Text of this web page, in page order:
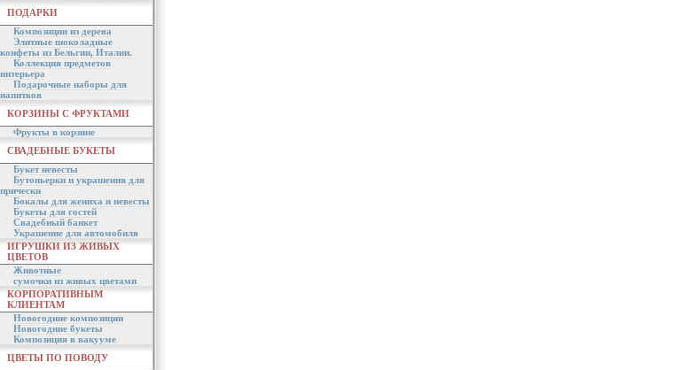
ПОДАРКИ
Композиции из дерева
Элитные шоколадные
конфеты из Бельгии, Италии.
Коллекция предметов
интерьера
Подарочные наборы для
напитков
КОРЗИНЫ С ФРУКТАМИ
Фрукты в корзине
СВАДЕБНЫЕ БУКЕТЫ
Букет невесты
Бутоньерки и украшения для
прически
Бокалы для жениха и невесты
Букеты для гостей
Свадебный банкет
Украшение для автомобиля
ИГРУШКИ ИЗ ЖИВЫХ
ЦВЕТОВ
Животные
сумочки из живых цветами
КОРПОРАТИВНЫМ
КЛИЕНТАМ
Новогодние композиции
Новогодние букеты
Композиция в вакууме
ЦВЕТЫ ПО ПОВОДУ